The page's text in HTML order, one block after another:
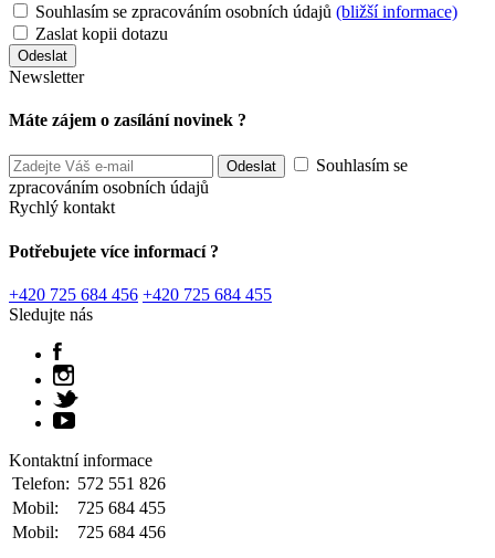
Souhlasím se zpracováním osobních údajů (bližší informace)
Zaslat kopii dotazu
Newsletter
Máte zájem o zasílání novinek ?
Souhlasím se
zpracováním osobních údajů
Rychlý kontakt
Potřebujete více informací ?
+420 725 684 456 +420 725 684 455
Sledujte nás
Kontaktní informace
Telefon: 572 551 826
Mobil:
725 684 455
Mobil:
725 684 456